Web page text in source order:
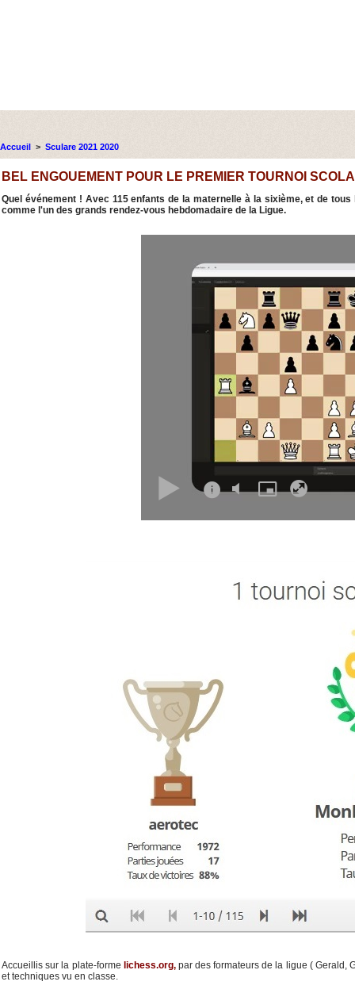
Accueil > Sculare 2021 2020
BEL ENGOUEMENT POUR LE PREMIER TOURNOI
Quel événement ! Avec 115 enfants de la maternelle à la sixième, et de
comme l'un des grands rendez-vous hebdomadaire de la Ligue.
Accueillis sur la plate-forme lichess.org, par des formateurs de la ligue ( Gerald,
et techniques vu en classe.